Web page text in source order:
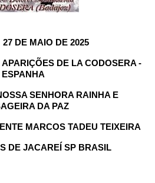
27 DE MAIO DE 2025
DE LA CODOSERA -
ESPANHA
SENHORA RAINHA E
DA PAZ
MARCOS TADEU TEIXEIRA
DE JACAREÍ SP BRASIL